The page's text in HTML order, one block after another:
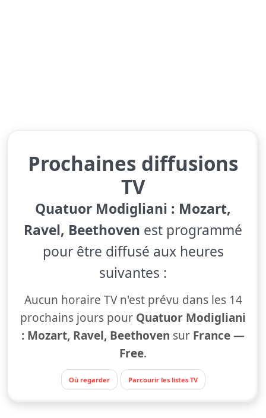
Prochaines diffusions
TV
Quatuor Modigliani : Mozart,
Ravel, Beethoven est programmé
pour être diffusé aux heures
suivantes :
Aucun horaire TV n'est prévu dans les 14
prochains jours pour Quatuor Modigliani
: Mozart, Ravel, Beethoven sur France —
Free.
Où regarder Parcourir les listes TV